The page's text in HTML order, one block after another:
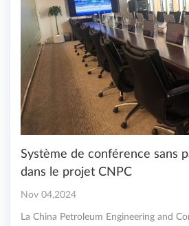
Système de conférence sans
dans le projet CNPC
Nov 04,2024
La China Petroleum Engineering and